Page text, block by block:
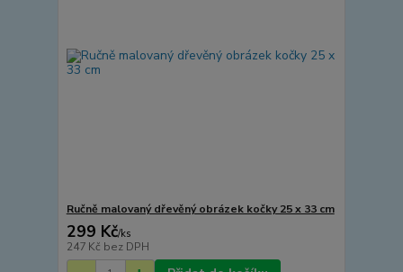
Ručně malovaný dřevěný obrázek kočky 25 x 33 cm
299 Kč/ks
247 Kč bez DPH